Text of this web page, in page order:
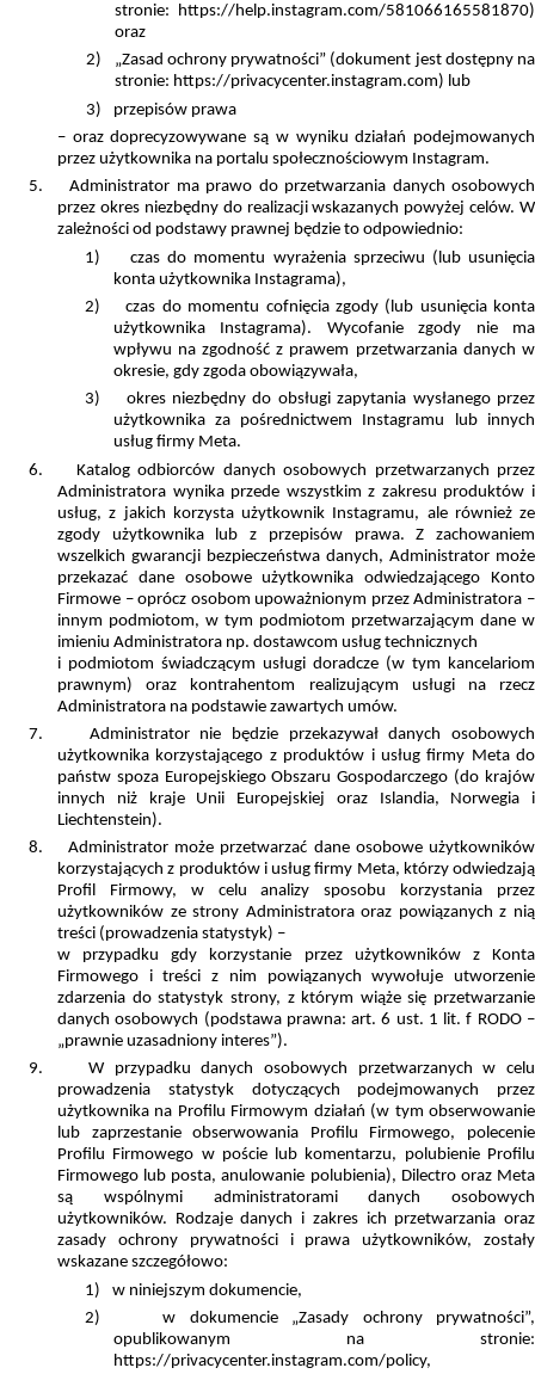
stronie: https://help.instagram.com/581066165581870)
oraz
2)
„Zasad ochrony prywatności” (dokument jest dostępny na
stronie: https://privacycenter.instagram.com) lub
3)
przepisów prawa
– oraz doprecyzowywane są w wyniku działań podejmowanych
przez użytkownika na portalu społecznościowym Instagram.
5.
Administrator ma prawo do przetwarzania danych osobowych
przez okres niezbędny do realizacji wskazanych powyżej celów. W
zależności od podstawy prawnej będzie to odpowiednio:
1)
czas do momentu wyrażenia sprzeciwu (lub usunięcia
konta użytkownika Instagrama),
2)
czas do momentu cofnięcia zgody (lub usunięcia konta
użytkownika Instagrama). Wycofanie zgody nie ma
wpływu na zgodność z prawem przetwarzania danych w
okresie, gdy zgoda obowiązywała,
3)
okres niezbędny do obsługi zapytania wysłanego przez
użytkownika za pośrednictwem Instagramu lub innych
usług firmy Meta.
6.
Katalog odbiorców danych osobowych przetwarzanych przez
Administratora wynika przede wszystkim z zakresu produktów i
usług, z jakich korzysta użytkownik Instagramu, ale również ze
zgody użytkownika lub z przepisów prawa. Z zachowaniem
wszelkich gwarancji bezpieczeństwa danych, Administrator może
przekazać dane osobowe użytkownika odwiedzającego Konto
Firmowe – oprócz osobom upoważnionym przez Administratora –
innym podmiotom, w tym podmiotom przetwarzającym dane w
imieniu Administratora np. dostawcom usług technicznych
i podmiotom świadczącym usługi doradcze (w tym kancelariom
prawnym) oraz
kontrahentom realizującym usługi na rzecz
Administratora na podstawie zawartych umów.
7.
Administrator nie będzie przekazywał danych osobowych
użytkownika korzystającego z produktów i usług firmy Meta do
państw spoza Europejskiego Obszaru Gospodarczego (do krajów
innych niż kraje Unii Europejskiej oraz Islandia, Norwegia i
Liechtenstein).
8.
Administrator może przetwarzać dane osobowe użytkowników
korzystających z produktów i usług firmy Meta, którzy odwiedzają
Profil Firmowy, w celu analizy sposobu korzystania przez
użytkowników ze strony Administratora oraz powiązanych z nią
treści (prowadzenia statystyk) –
w przypadku gdy korzystanie przez użytkowników z Konta
Firmowego i treści z nim powiązanych wywołuje utworzenie
zdarzenia do statystyk strony, z którym wiąże się przetwarzanie
danych osobowych (podstawa prawna: art. 6 ust. 1 lit. f RODO –
„prawnie uzasadniony interes”).
9.
W przypadku danych osobowych przetwarzanych w celu
prowadzenia statystyk dotyczących podejmowanych przez
użytkownika na Profilu Firmowym działań (w tym obserwowanie
lub zaprzestanie obserwowania Profilu Firmowego, polecenie
Profilu Firmowego w poście lub komentarzu, polubienie Profilu
Firmowego lub posta, anulowanie polubienia), Dilectro oraz Meta
są wspólnymi administratorami danych osobowych
użytkowników. Rodzaje danych i zakres ich przetwarzania oraz
zasady ochrony prywatności i prawa użytkowników, zostały
wskazane szczegółowo:
1)
w niniejszym dokumencie,
2)
w dokumencie „Zasady ochrony prywatności”,
opublikowanym na stronie:
https://privacycenter.instagram.com/policy,